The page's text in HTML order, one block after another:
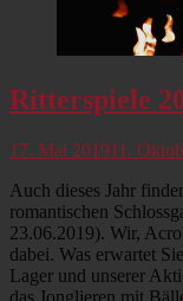
Ritterspiele
Veröffentlicht
17. Mai 201911.
Auch dieses Jahr
romantischen
23.06.2019). Wir,
dabei. Was erwartet
Lager und unserer
das Jonglieren mit